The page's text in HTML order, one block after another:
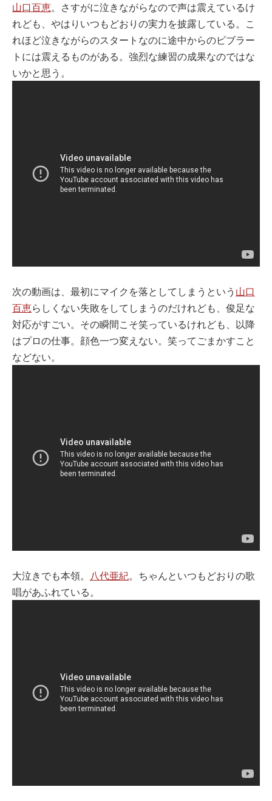
山口百恵。さすがに泣きながらなので声は震えているけ
れども、やはりいつもどおりの実力を披露している。こ
れほど泣きながらのスタートなのに途中からのビブラー
トには震えるものがある。強烈な練習の成果なのではな
いかと思う。
次の動画は、最初にマイクを落としてしまうという 山口
百恵らしくない失敗をしてしまうのだけれども、俊足な
対応がすごい。その瞬間こそ笑っているけれども、以降
はプロの仕事。顔色一つ変えない。笑ってごまかすこと
などない。
大泣きでも本領。 八代亜紀。ちゃんといつもどおりの歌
唱があふれている。